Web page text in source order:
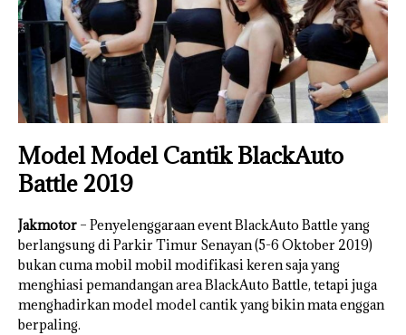
Model Model Cantik BlackAuto
Battle 2019
Jakmotor – Penyelenggaraan event BlackAuto Battle yang
berlangsung di Parkir Timur Senayan (5-6 Oktober 2019)
bukan cuma mobil mobil modifikasi keren saja yang
menghiasi pemandangan area BlackAuto Battle, tetapi juga
menghadirkan model model cantik yang bikin mata enggan
berpaling.